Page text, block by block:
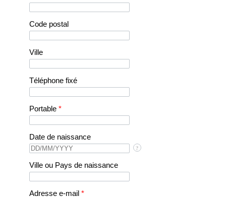
Code postal
Ville
Téléphone fixé
Portable *
Date de naissance
?
Ville ou Pays de naissance
Adresse e-mail *